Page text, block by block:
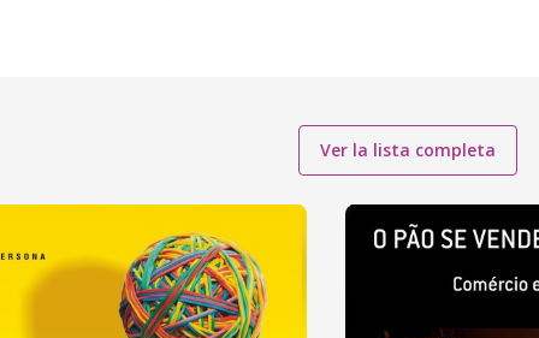
Ver la lista completa